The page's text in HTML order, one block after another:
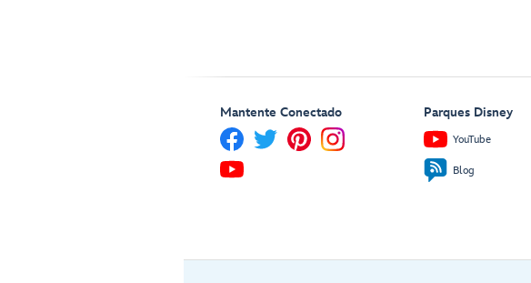
Mantente Conectado Parques Disney
YouTube
Blog